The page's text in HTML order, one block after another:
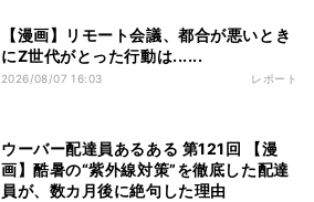
【漫画】リモート会議、都合が悪いとき
にZ世代がとった行動は......
2026/08/07 16:03 レポート
ウーバー配達員あるある 第121回 【漫
画】酷暑の“紫外線対策”を徹底した配達
員が、数カ月後に絶句した理由